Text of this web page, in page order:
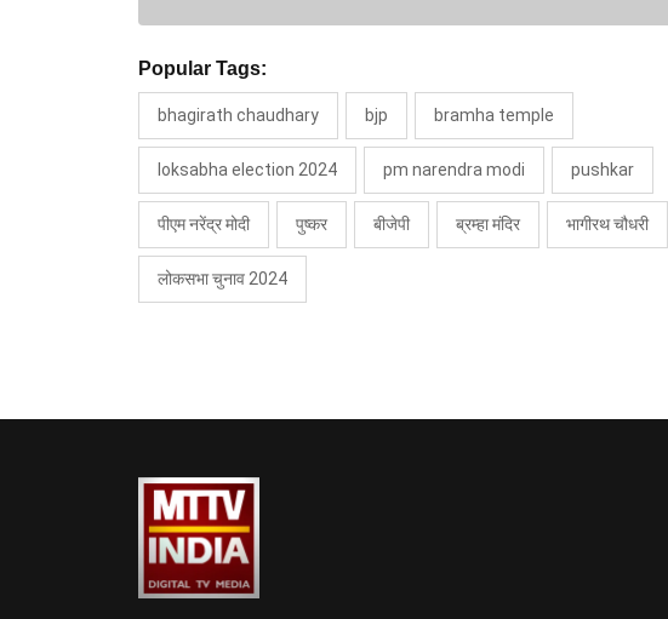
Popular Tags:
bhagirath chaudhary bjp bramha temple
loksabha election 2024 pm narendra modi pushkar
पीएम नरेंद्र मोदी पुष्कर बीजेपी ब्रम्हा मंदिर भागीरथ चौधरी
लोकसभा चुनाव 2024